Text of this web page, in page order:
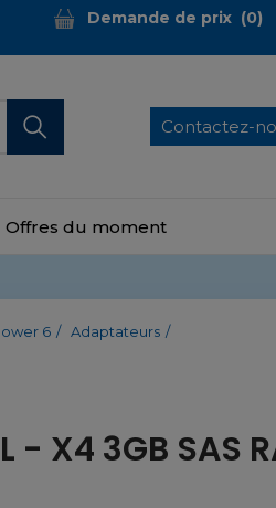
Demande de prix (0)
Contactez-
Offres du moment
6 Adaptateurs
- X4 3GB SAS